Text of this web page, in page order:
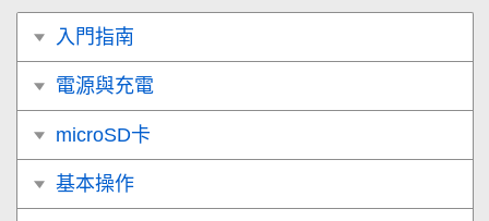
入門指南
電源與充電
microSD卡
基本操作